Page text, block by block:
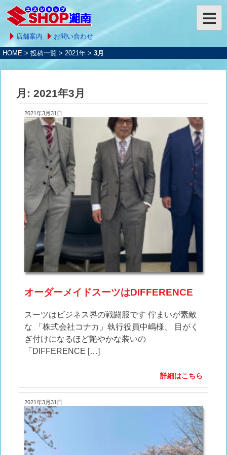
店舗案内 お問い合わせ
HOME > 投稿一覧 > 2021年 > 3月
月: 2021年3月
2021年3月31日
オーダーメイドスーツはDIFFERENCE
スーツはビジネス界の戦闘服です 佇まいが素敵
な 「株式会社コナカ」執行役員中嶋様、 目がく
ぎ付けになるほど艶やかな装いの
「DIFFERENCE […]
詳細はこちら
2021年3月31日